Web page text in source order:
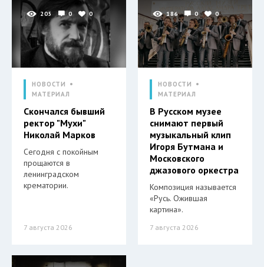
205 0 0
НОВОСТИ
МАТЕРИАЛ
Скончался бывший
ректор "Мухи"
Николай Марков
Сегодня с покойным
прощаются в
ленинградском
крематории.
7 августа 2026
186 0 0
НОВОСТИ
МАТЕРИАЛ
В Русском музее
снимают первый
музыкальный клип
Игоря Бутмана и
Московского
джазового оркестра
Композиция называется
«Русь. Ожившая
картина».
7 августа 2026